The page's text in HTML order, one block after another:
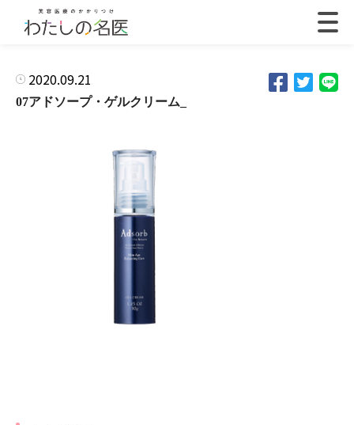
2020.09.21
07アドソープ・ゲルクリーム_